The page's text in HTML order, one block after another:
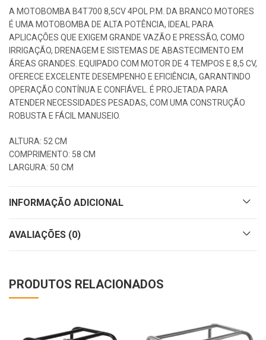
A MOTOBOMBA B4T700 8,5CV 4POL P.M. DA BRANCO MOTORES
É UMA MOTOBOMBA DE ALTA POTÊNCIA, IDEAL PARA
APLICAÇÕES QUE EXIGEM GRANDE VAZÃO E PRESSÃO, COMO
IRRIGAÇÃO, DRENAGEM E SISTEMAS DE ABASTECIMENTO EM
ÁREAS GRANDES. EQUIPADO COM MOTOR DE 4 TEMPOS E 8,5 CV,
OFERECE EXCELENTE DESEMPENHO E EFICIÊNCIA, GARANTINDO
OPERAÇÃO CONTÍNUA E CONFIÁVEL. É PROJETADA PARA
ATENDER NECESSIDADES PESADAS, COM UMA CONSTRUÇÃO
ROBUSTA E FÁCIL MANUSEIO.
ALTURA: 52 CM
COMPRIMENTO: 58 CM
LARGURA: 50 CM
INFORMAÇÃO ADICIONAL
AVALIAÇÕES (0)
PRODUTOS RELACIONADOS